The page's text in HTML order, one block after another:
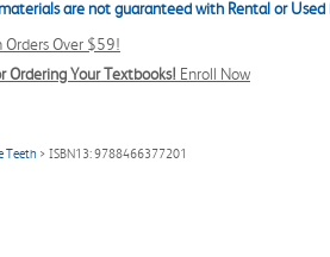
are not guaranteed with Rental or Used
Orders Over $59!
Ordering Your Textbooks! Enroll Now
Teeth > ISBN13: 9788466377201